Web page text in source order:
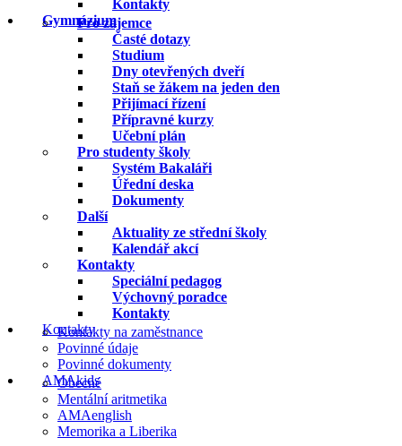
Kontakty
Gymnázium
Pro zájemce
Časté dotazy
Studium
Dny otevřených dveří
Staň se žákem na jeden den
Přijímací řízení
Přípravné kurzy
Učební plán
Pro studenty školy
Systém Bakaláři
Úřední deska
Dokumenty
Další
Aktuality ze střední školy
Kalendář akcí
Kontakty
Speciální pedagog
Výchovný poradce
Kontakty
Kontakty
Kontakty na zaměstnance
Povinné údaje
Povinné dokumenty
AMAkids
Obecné
Mentální aritmetika
AMAenglish
Memorika a Liberika